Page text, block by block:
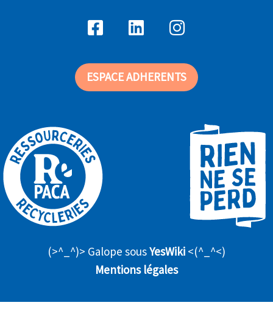
ESPACE ADHERENTS
(>^_^)> Galope sousYesWiki <(^_^<)
Mentions légales